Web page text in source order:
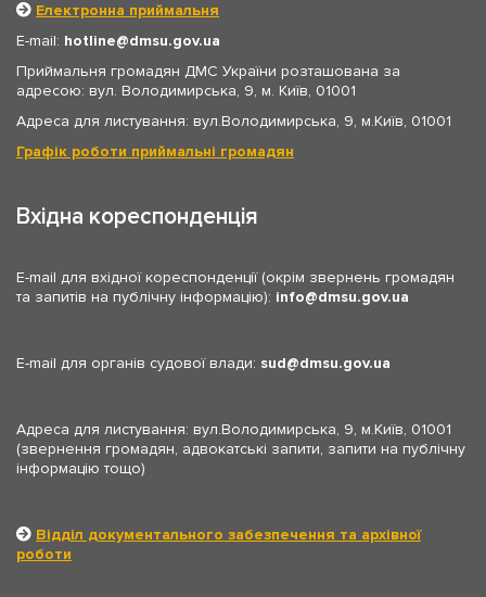
Електронна приймальня
E-mail: hotline
dmsu.gov.ua
Приймальня громадян ДМС України розташована за
адресою: вул. Володимирська, 9, м. Київ, 01001
Адреса для листування: вул.Володимирська, 9, м.Київ, 01001
Графік роботи приймальні громадян
Вхідна кореспонденція
E-mail для вхідної кореспонденції (окрім звернень громадян
та запитів на публічну інформацію): info dmsu.gov.ua
E-mail для органів судової влади: sud dmsu.gov.ua
Адреса для листування: вул.Володимирська, 9, м.Київ, 01001
(звернення громадян, адвокатські запити, запити на публічну
інформацію тощо)
Відділ документального забезпечення та архівної
роботи